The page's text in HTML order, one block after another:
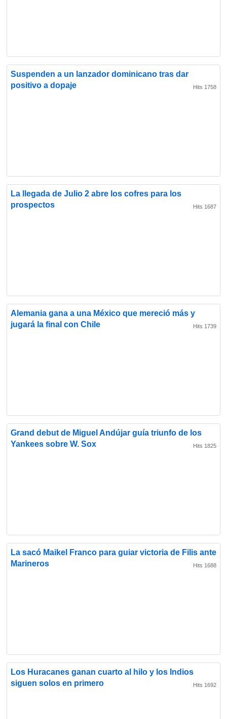
Suspenden a un lanzador dominicano tras dar
positivo a dopaje
Hits 1758
La llegada de Julio 2 abre los cofres para los
prospectos
Hits 1687
Alemania gana a una México que mereció más y
jugará la final con Chile
Hits 1739
Grand debut de Miguel Andújar guía triunfo de los
Yankees sobre W. Sox
Hits 1825
La sacó Maikel Franco para guiar victoria de Filis ante
Marineros
Hits 1688
Los Huracanes ganan cuarto al hilo y los Indios
siguen solos en primero
Hits 1692